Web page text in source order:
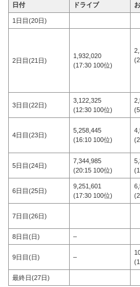
日付 ドライブ
1日目(20日)
2日目(21日)
1,932,020
(17:30 100位)
3日目(22日)
3,122,325
(12:30 100位)
4日目(23日)
5,258,445
(16:10 100位)
5日目(24日)
7,344,985
(20:15 100位)
6日目(25日)
9,251,601
(17:30 100位)
7日目(26日)
8日目(日) –
9日目(日) –
最終日(27日)